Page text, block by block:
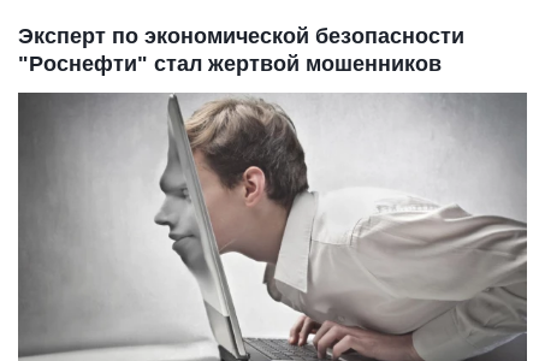
Эксперт по экономической безопасности
"Роснефти" стал жертвой мошенников